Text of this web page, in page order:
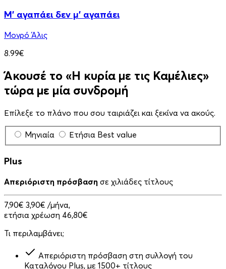
Μ' αγαπάει δεν μ' αγαπάει
Μονρό Άλις
8.99€
Άκουσέ το «Η κυρία με τις Καμέλιες»
τώρα με μία συνδρομή
Επίλεξε το πλάνο που σου ταιριάζει και ξεκίνα να ακούς.
Μηνιαία Ετήσια Best value
Plus
Απεριόριστη πρόσβαση σε χιλιάδες τίτλους
7,90€ 3,90€ /μήνα,
ετήσια χρέωση 46,80€
Τι περιλαμβάνει;
Απεριόριστη πρόσβαση στη συλλογή του
Καταλόγου Plus, με 1500+ τίτλους